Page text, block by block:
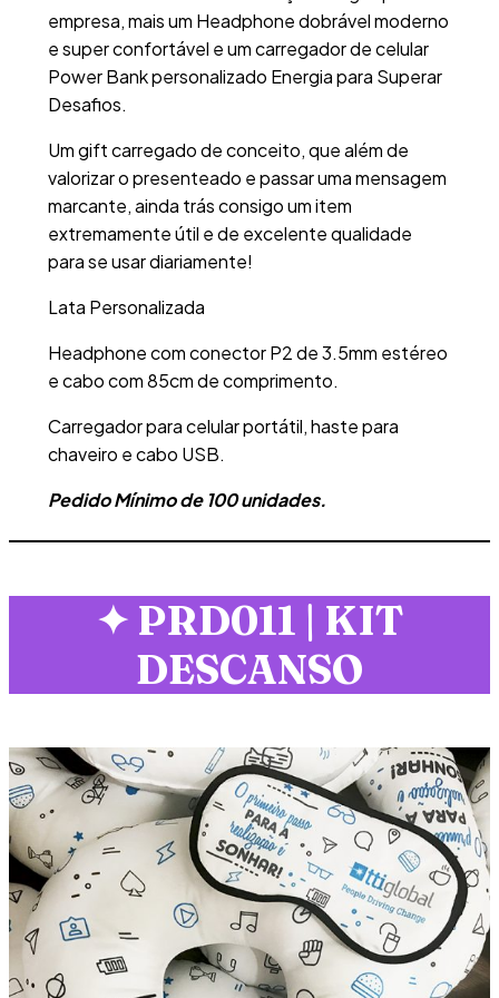
empresa, mais um Headphone dobrável moderno
e super confortável e um carregador de celular
Power Bank personalizado Energia para Superar
Desafios.
Um gift carregado de conceito, que além de
valorizar o presenteado e passar uma mensagem
marcante, ainda trás consigo um item
extremamente útil e de excelente qualidade
para se usar diariamente!
Lata Personalizada
Headphone com conector P2 de 3.5mm estéreo
e cabo com 85cm de comprimento.
Carregador para celular portátil, haste para
chaveiro e cabo USB.
Pedido Mínimo de 100 unidades.
✦ PRD011 | KIT
DESCANSO